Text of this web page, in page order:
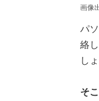
画像
パ
絡
し
そ